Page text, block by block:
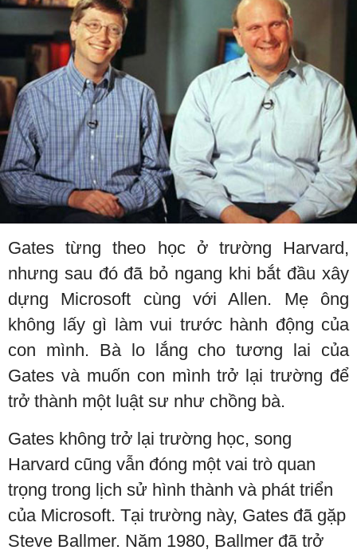
Gates từng theo học ở trường Harvard,
nhưng sau đó đã bỏ ngang khi bắt đầu xây
dựng Microsoft cùng với Allen. Mẹ ông
không lấy gì làm vui trước hành động của
con mình. Bà lo lắng cho tương lai của
Gates và muốn con mình trở lại trường để
trở thành một luật sư như chồng bà.
Gates không trở lại trường học, song
Harvard cũng vẫn đóng một vai trò quan
trọng trong lịch sử hình thành và phát triển
của Microsoft. Tại trường này, Gates đã gặp
Steve Ballmer. Năm 1980, Ballmer đã trở